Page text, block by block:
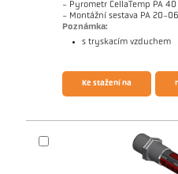
- Pyrometr CellaTemp PA 40
- Montážní sestava PA 20-
Poznámka:
s tryskacím vzduchem
Brožura CellaTemp PA
Ke stažení na